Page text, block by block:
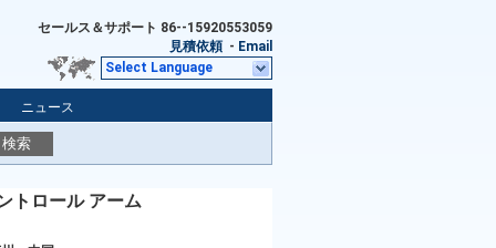
セールス＆サポート 86--15920553059
見積依頼 - Email
Select Language
ニュース
検索
トロール アーム